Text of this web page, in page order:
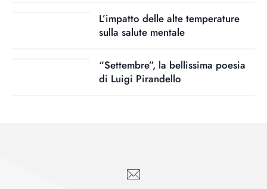
L’impatto delle alte temperature
sulla salute mentale
“Settembre”, la bellissima poesia
di Luigi Pirandello